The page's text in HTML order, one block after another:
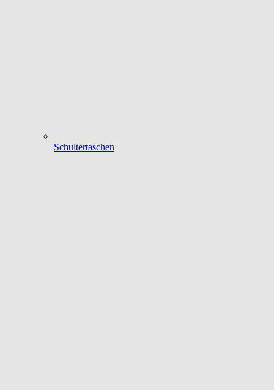
Schultertaschen